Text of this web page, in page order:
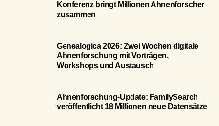
Konferenz bringt Millionen Ahnenforscher
zusammen
Genealogica 2026: Zwei Wochen digitale
Ahnenforschung mit Vorträgen,
Workshops und Austausch
Ahnenforschung-Update: FamilySearch
veröffentlicht 18 Millionen neue Datensätze